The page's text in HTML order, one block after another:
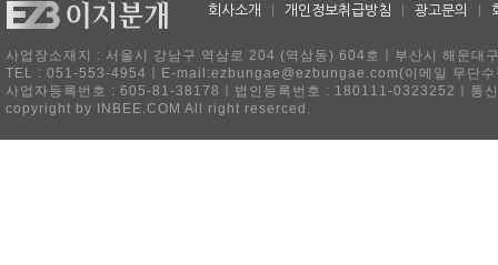
회사소개 개인정보취급방침 광고문의
사업장소재지 : 서울시 강남구 역삼로 204 (역삼동) 604호ㅣ부산시 해운
TEL : 051-553-4954ㅣE-mail:ezbungae@ezbungae.com(이메일 무단수
사업자등록번호 : 605-81-38178ㅣ법인등록번호 : 180111-0323252ㅣ통
copyright by INBEE.COM All right reserced.